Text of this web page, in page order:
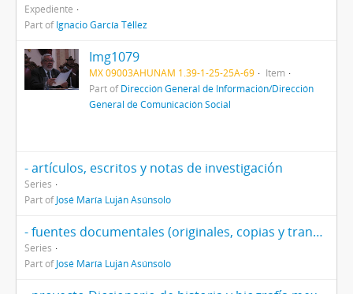
Expediente
Part ofIgnacio García Téllez
Img1079
MX 09003AHUNAM 1.39-1-25-25A-69
Item
Part ofDirección General de Información/Dirección
General de Comunicación Social
- artículos, escritos y notas de investigación
Series
Part ofJosé María Luján Asúnsolo
- fuentes documentales (originales, copias y transcripciones
Series
Part ofJosé María Luján Asúnsolo